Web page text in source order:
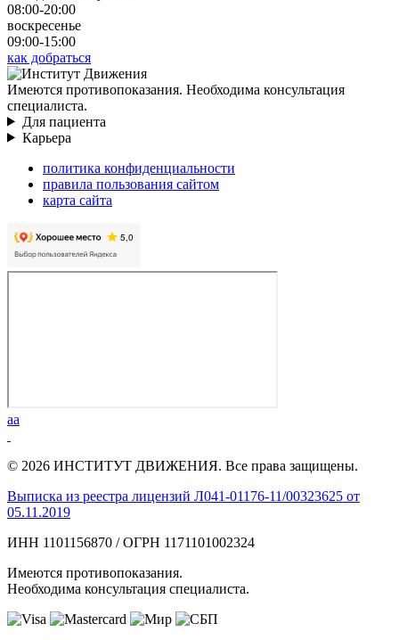
08:00-20:00
воскресенье
09:00-15:00
как добраться
Имеются противопоказания. Необходима консультация
специалиста.
Для пациента
Карьера
политика конфиденциальности
правила пользования сайтом
карта сайта
aa
© 2026 ИНСТИТУТ ДВИЖЕНИЯ. Все права защищены.
Выписка из реестра лицензий Л041-01176-11/00323625 от
05.11.2019
ИНН 1101156870 / ОГРН 1171101002324
Имеются противопоказания.
Необходима консультация специалиста.